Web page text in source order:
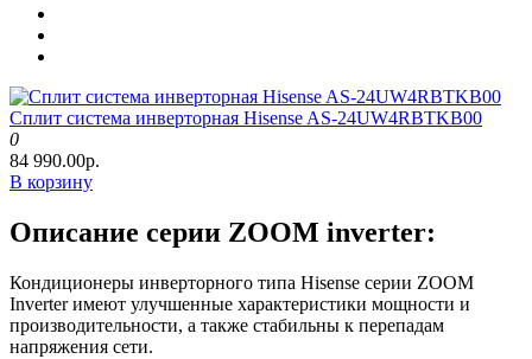
Сплит система инверторная Hisense AS-24UW4RBTKB00
0
84 990.00р.
В корзину
Описание серии ZOOM inverter:
Кондиционеры инверторного типа Hisense серии ZOOM
Inverter имеют улучшенные характеристики мощности и
производительности, а также стабильны к перепадам
напряжения сети.